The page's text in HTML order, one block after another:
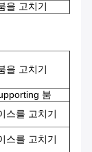
을 고치기
을 고치기
붐
스를 고치기
스를 고치기